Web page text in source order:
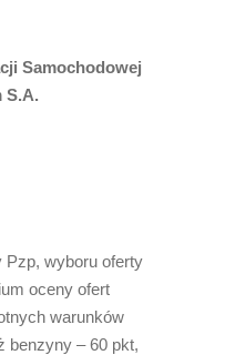
Samochodowej
S.A.
Pzp, wyboru oferty
oceny ofert
warunków
benzyny – 60 pkt,